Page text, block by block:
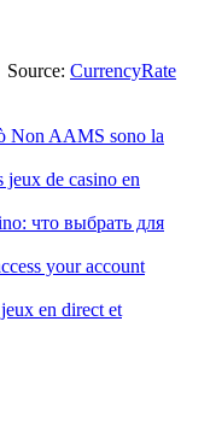
Source: CurrencyRate
Non AAMS sono la
jeux de casino en
что выбрать для
your account
en direct et